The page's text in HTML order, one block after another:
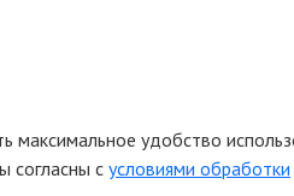
удобство
согласны с условиями обработки